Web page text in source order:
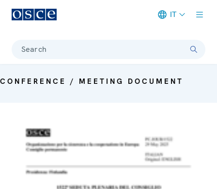
IT
Search
CONFERENCE / MEETING DOCUMENT